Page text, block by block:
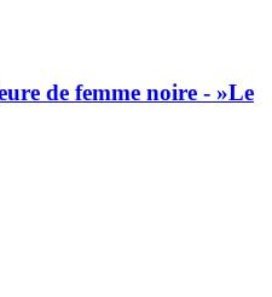
de femme noire - »Le